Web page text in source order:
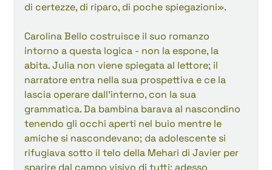
di certezze, di riparo, di poche spiegazioni».
Carolina Bello costruisce il suo romanzo
intorno a questa logica - non la espone, la
abita. Julia non viene spiegata al lettore; il
narratore entra nella sua prospettiva e ce la
lascia operare dall'interno, con la sua
grammatica. Da bambina barava al nascondino
tenendo gli occhi aperti nel buio mentre le
amiche si nascondevano; da adolescente si
rifugiava sotto il telo della Mehari di Javier per
sparire dal campo visivo di tutti; adesso